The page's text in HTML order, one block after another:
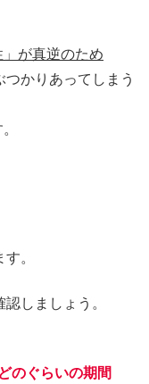
が真逆のため
かりあってしまう
。
しましょう。
のぐらいの期間